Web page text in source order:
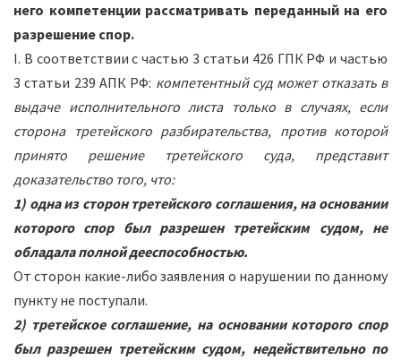
него компетенции рассматривать переданный на его
разрешение спор.
I. В соответствии с частью 3 статьи 426 ГПК РФ и частью
3 статьи 239 АПК РФ: компетентный суд может отказать в
выдаче исполнительного листа только в случаях, если
сторона третейского разбирательства, против которой
принято решение третейского суда, представит
доказательство того, что:
1) одна из сторон третейского соглашения, на основании
которого спор был разрешен третейским судом, не
обладала полной дееспособностью.
От сторон какие-либо заявления о нарушении по данному
пункту не поступали.
2) третейское соглашение, на основании которого спор
был разрешен третейским судом, недействительно по